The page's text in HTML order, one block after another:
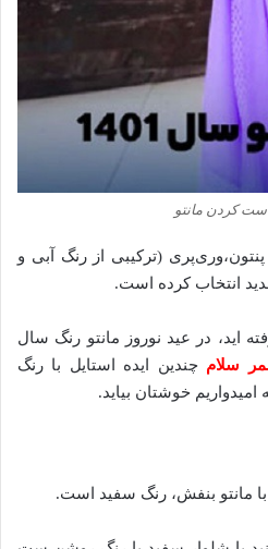
کردن مانتو
(ترکیبی از رنگ آبی و
انتخاب کرده است.
اید، در عید نوروز مانتو رنگ سال
سلام چندین ایده استایل با رنگ
امیدواریم خوشتان بیاید.
مانتو بنفش، رنگ سفید است.